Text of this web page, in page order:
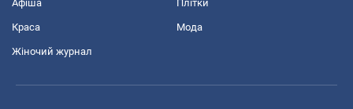
Афіша Плітки
Краса Мода
Жіночий журнал